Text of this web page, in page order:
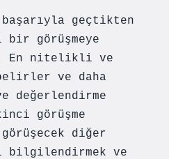
geçtikten
görüşmeye
En nitelikli ve
ve daha
değerlendirme
görüşme
görüşecek diğer
bilgilendirmek ve